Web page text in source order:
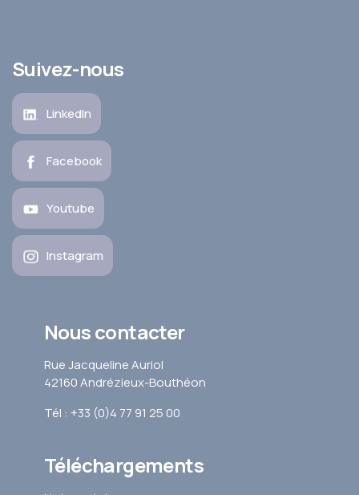
Suivez-nous
LinkedIn
Facebook
Youtube
Instagram
Nous contacter
Rue Jacqueline Auriol
42160 Andrézieux-Bouthéon
Tél : +33 (0)4 77 91 25 00
Téléchargements